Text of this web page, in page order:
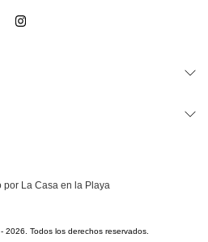
por La Casa en la Playa
2026. Todos los derechos reservados.